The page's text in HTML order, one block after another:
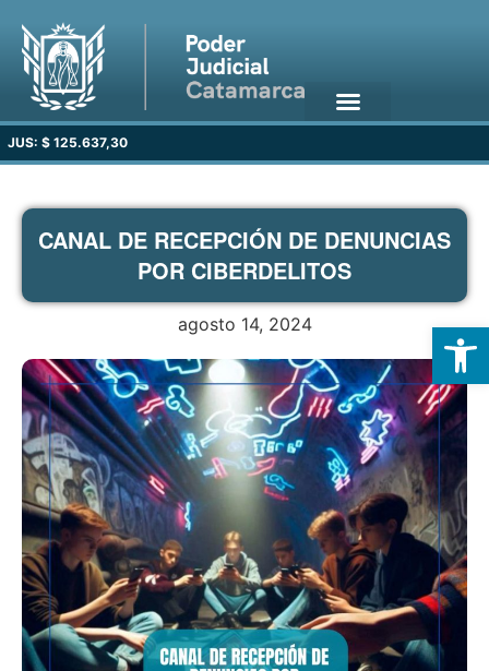
JUS: $ 125.637,30
CANAL DE RECEPCIÓN DE DENUNCIAS
POR CIBERDELITOS
agosto 14, 2024